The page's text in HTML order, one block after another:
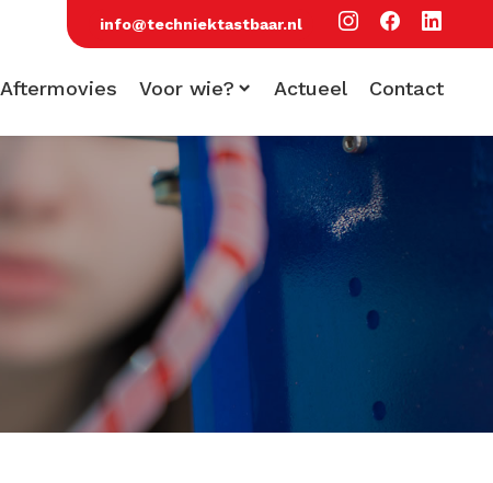
info@techniektastbaar.nl
Aftermovies Voor wie?
Voor scholen
Voor bezoekers
Voor bedrijven
Actueel Contact